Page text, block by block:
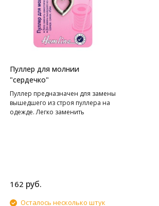
Пуллер для молнии
"сердечко"
Пуллер предназначен для замены
вышедшего из строя пуллера на
одежде. Легко заменить
162 руб.
Осталось несколько штук